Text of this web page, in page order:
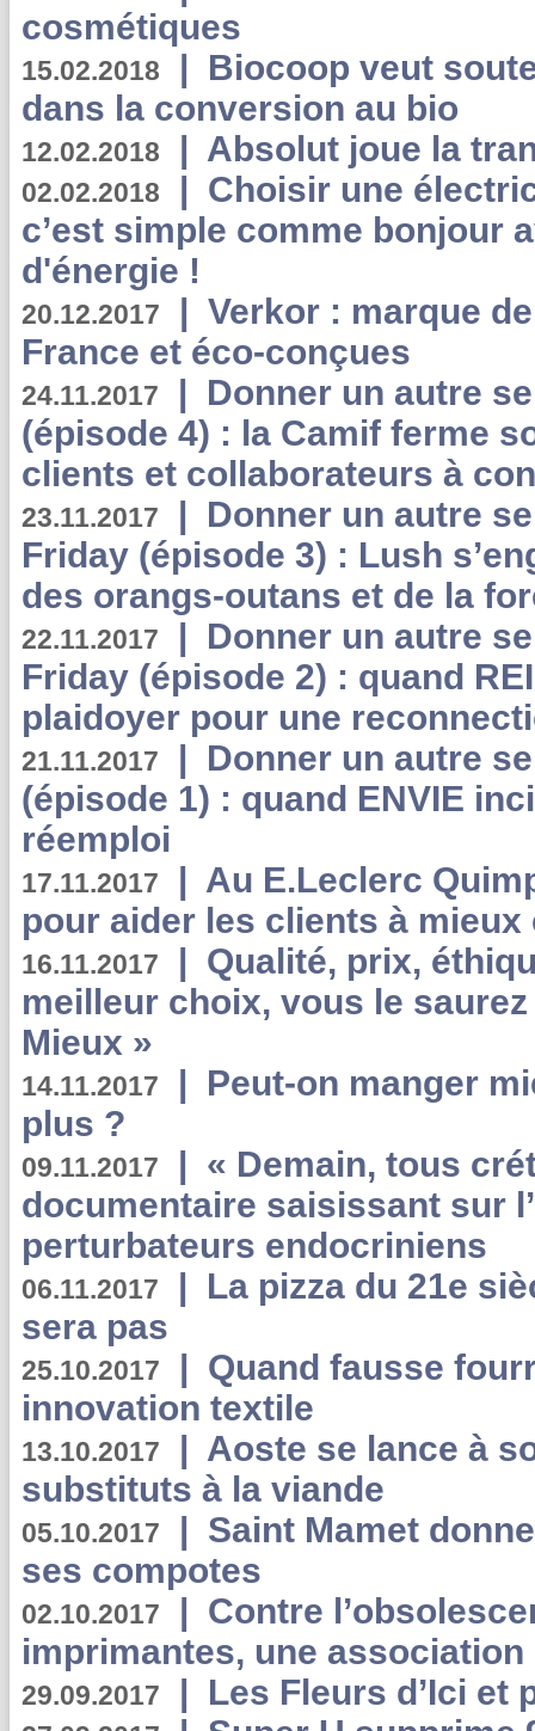
cosmétiques
15.02.2018 | Biocoop veut
dans la conversion au bio
12.02.2018 | Absolut joue la
02.02.2018 | Choisir une
c’est simple comme bonjour
d'énergie !
20.12.2017 | Verkor : marque
France et éco-conçues
24.11.2017 | Donner un autre
(épisode 4) : la Camif ferme
clients et collaborateurs à
23.11.2017 | Donner un autre
Friday (épisode 3) : Lush
des orangs-outans et de la
22.11.2017 | Donner un autre
Friday (épisode 2) : quand
plaidoyer pour une
21.11.2017 | Donner un autre
(épisode 1) : quand ENVIE
réemploi
17.11.2017 | Au E.Leclerc
pour aider les clients à
16.11.2017 | Qualité, prix,
meilleur choix, vous le
Mieux »
14.11.2017 | Peut-on manger
plus ?
09.11.2017 | « Demain, tous
documentaire saisissant sur
perturbateurs endocriniens
06.11.2017 | La pizza du 21e
sera pas
25.10.2017 | Quand fausse
innovation textile
13.10.2017 | Aoste se lance à
substituts à la viande
05.10.2017 | Saint Mamet
ses compotes
02.10.2017 | Contre
imprimantes, une
29.09.2017 | Les Fleurs d’Ici et